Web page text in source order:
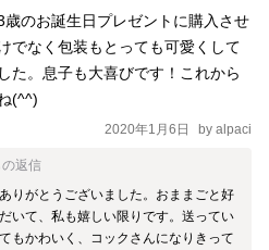
のお誕生日プレゼントに購入させ
でなく包装もとっても可愛くして
た。息子も大喜びです！これから
(^^)
2020年1月6日 by alpaci
返信
りがとうございました。おままごと好
いて、私も嬉しい限りです。送ってい
もかわいく、コックさんになりきって